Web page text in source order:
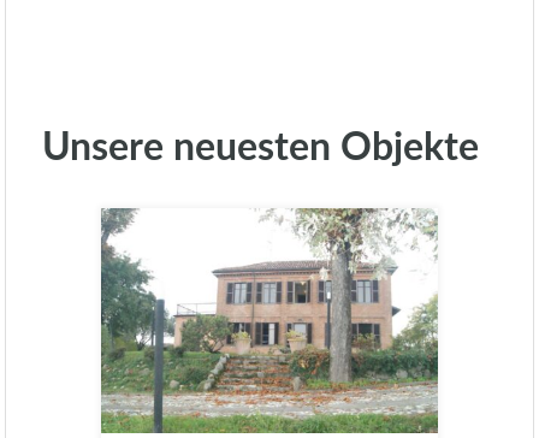
Unsere neuesten Objekte